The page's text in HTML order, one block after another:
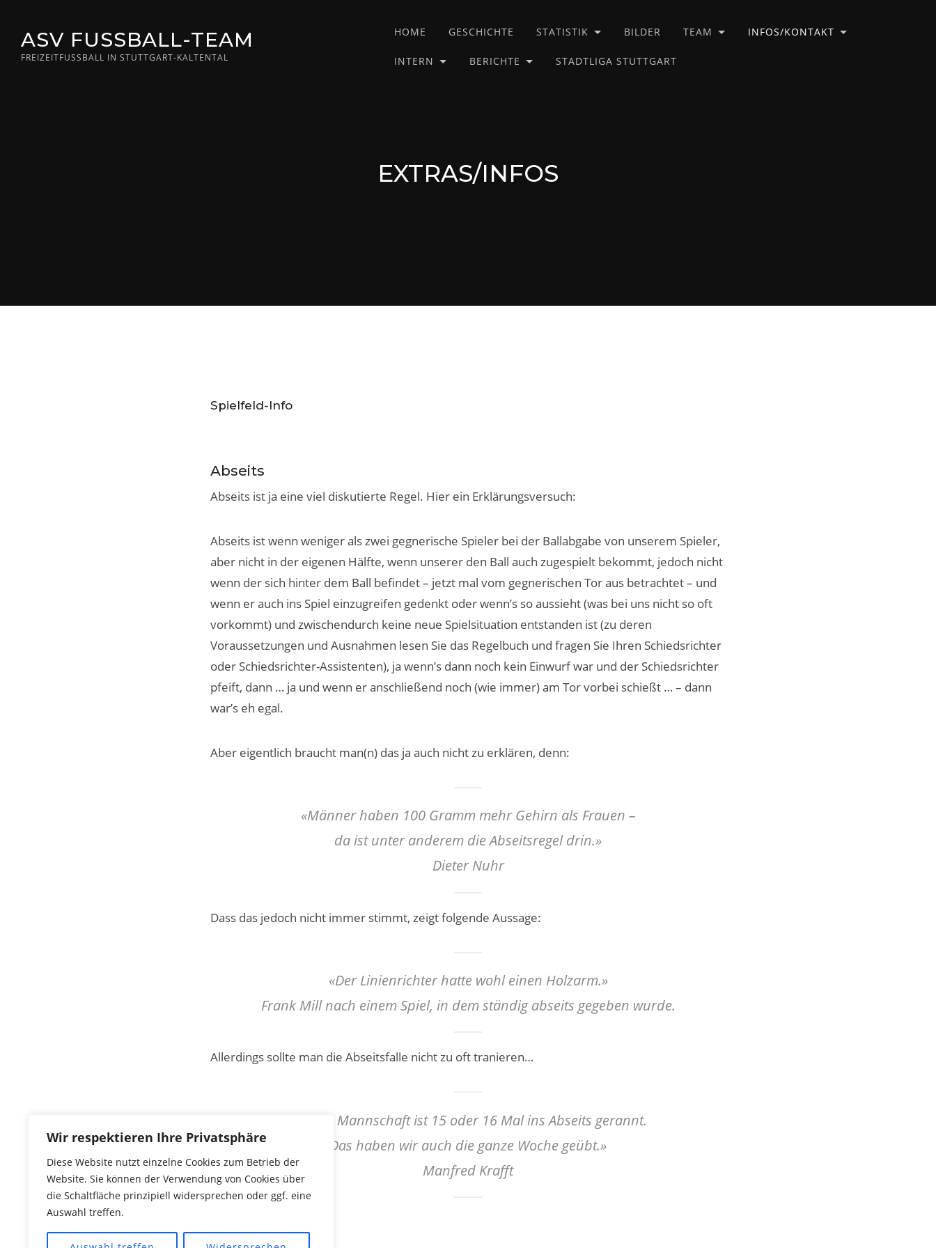
Wir respektieren Ihre Privatsphäre
Diese Website nutzt einzelne Cookies zum Betrieb der
Website. Sie können der Verwendung von Cookies über
die Schaltfläche prinzipiell widersprechen oder ggf. eine
Auswahl treffen.
contentASV FUSSBALL-TEAM
FREIZEITFUSSBALL IN STUTTGART-KALTENTAL
HOME GESCHICHTE STATISTIK BILDER TEAM INFOS/KONTAKT
INTERN BERICHTE STADTLIGA STUTTGART
EXTRAS/INFOS
Spielfeld-Info
Abseits
Abseits ist ja eine viel diskutierte Regel. Hier ein Erklärungsversuch:
Abseits ist wenn weniger als zwei gegnerische Spieler bei der Ballabgabe von unserem Spieler,
aber nicht in der eigenen Hälfte, wenn unserer den Ball auch zugespielt bekommt, jedoch nicht
wenn der sich hinter dem Ball befindet – jetzt mal vom gegnerischen Tor aus betrachtet – und
wenn er auch ins Spiel einzugreifen gedenkt oder wenn’s so aussieht (was bei uns nicht so oft
vorkommt) und zwischendurch keine neue Spielsituation entstanden ist (zu deren
Voraussetzungen und Ausnahmen lesen Sie das Regelbuch und fragen Sie Ihren Schiedsrichter
oder Schiedsrichter-Assistenten), ja wenn’s dann noch kein Einwurf war und der Schiedsrichter
pfeift, dann … ja und wenn er anschließend noch (wie immer) am Tor vorbei schießt … – dann
war’s eh egal.
Aber eigentlich braucht man(n) das ja auch nicht zu erklären, denn:
«Männer haben 100 Gramm mehr Gehirn als Frauen –
da ist unter anderem die Abseitsregel drin.»
Dieter Nuhr
Dass das jedoch nicht immer stimmt, zeigt folgende Aussage:
«Der Linienrichter hatte wohl einen Holzarm.»
Frank Mill nach einem Spiel, in dem ständig abseits gegeben wurde.
Allerdings sollte man die Abseitsfalle nicht zu oft tranieren…
«Meine Mannschaft ist 15 oder 16 Mal ins Abseits gerannt.
Das haben wir auch die ganze Woche geübt.»
Manfred Krafft